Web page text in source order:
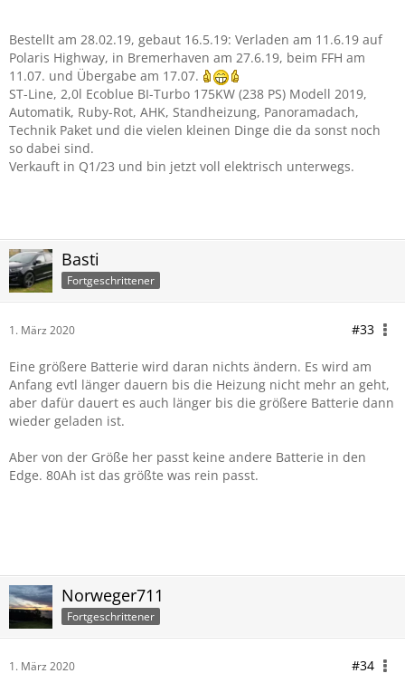
Bestellt am 28.02.19, gebaut 16.5.19: Verladen am 11.6.19 auf
Polaris Highway, in Bremerhaven am 27.6.19, beim FFH am
11.07. und Übergabe am 17.07.
ST-Line, 2,0l Ecoblue BI-Turbo 175KW (238 PS) Modell 2019,
Automatik, Ruby-Rot, AHK, Standheizung, Panoramadach,
Technik Paket und die vielen kleinen Dinge die da sonst noch
so dabei sind.
Verkauft in Q1/23 und bin jetzt voll elektrisch unterwegs.
Basti
Fortgeschrittener
1. März 2020 #33
Eine größere Batterie wird daran nichts ändern. Es wird am
Anfang evtl länger dauern bis die Heizung nicht mehr an geht,
aber dafür dauert es auch länger bis die größere Batterie dann
wieder geladen ist.
Aber von der Größe her passt keine andere Batterie in den
Edge. 80Ah ist das größte was rein passt.
Norweger711
Fortgeschrittener
1. März 2020 #34